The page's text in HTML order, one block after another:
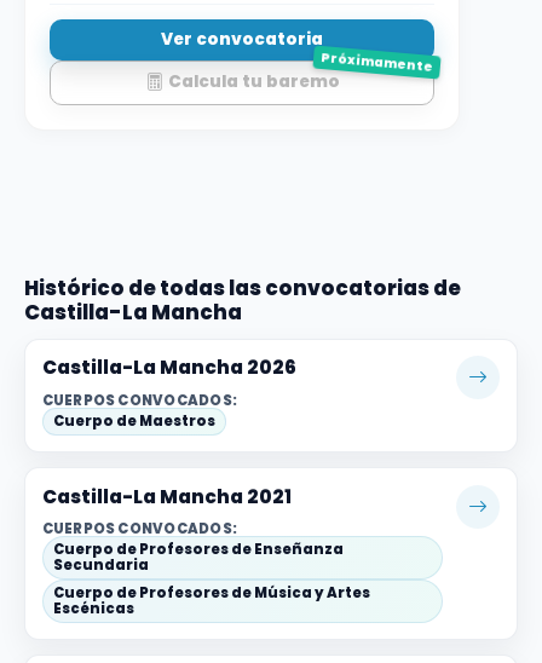
Ver convocatoria
Calcula tu baremo
Próximamente
Histórico de todas las convocatorias de
Castilla-La Mancha
Castilla-La Mancha 2026
CUERPOS CONVOCADOS:
Cuerpo de Maestros
Castilla-La Mancha 2021
CUERPOS CONVOCADOS:
Cuerpo de Profesores de Enseñanza
Secundaria
Cuerpo de Profesores de Música y Artes
Escénicas